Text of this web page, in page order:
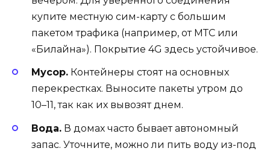
купите местную сим-карту с большим
пакетом трафика (например, от МТС или
«Билайна»). Покрытие 4G здесь устойчивое.
Мусор. Контейнеры стоят на основных
перекрестках. Выносите пакеты утром до
10–11, так как их вывозят днем.
Вода. В домах часто бывает автономный
запас. Уточните, можно ли пить воду из-под